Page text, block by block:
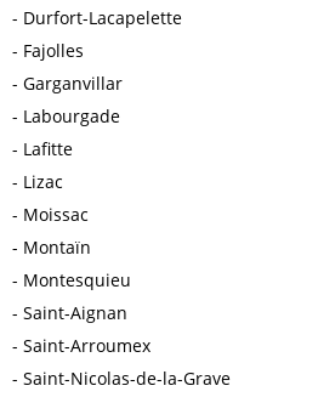
Durfort-Lacapelette
Fajolles
Garganvillar
Labourgade
Lafitte
Lizac
Moissac
Montaïn
Montesquieu
Saint-Aignan
Saint-Arroumex
Saint-Nicolas-de-la-Grave